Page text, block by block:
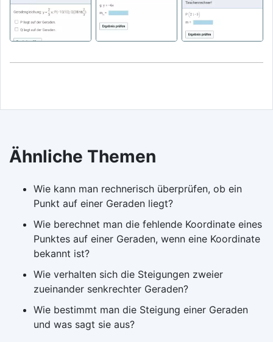
Ähnliche Themen
Wie kann man rechnerisch überprüfen, ob ein
Punkt auf einer Geraden liegt?
Wie berechnet man die fehlende Koordinate eines
Punktes auf einer Geraden, wenn eine Koordinate
bekannt ist?
Wie verhalten sich die Steigungen zweier
zueinander senkrechter Geraden?
Wie bestimmt man die Steigung einer Geraden
und was sagt sie aus?